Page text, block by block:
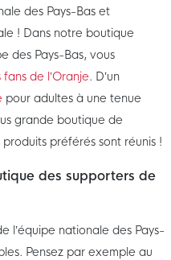
des Pays-Bas et
! Dans notre boutique
des Pays-Bas, vous
de l’Oranje. D’un
pour adultes à une tenue
grande boutique de
préférés sont réunis !
des supporters de
l’équipe nationale des Pays-
Pensez par exemple au